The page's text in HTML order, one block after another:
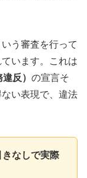
う審査を行って
います。これは
反） の宣言そ
い表現で、違法
きなしで実際